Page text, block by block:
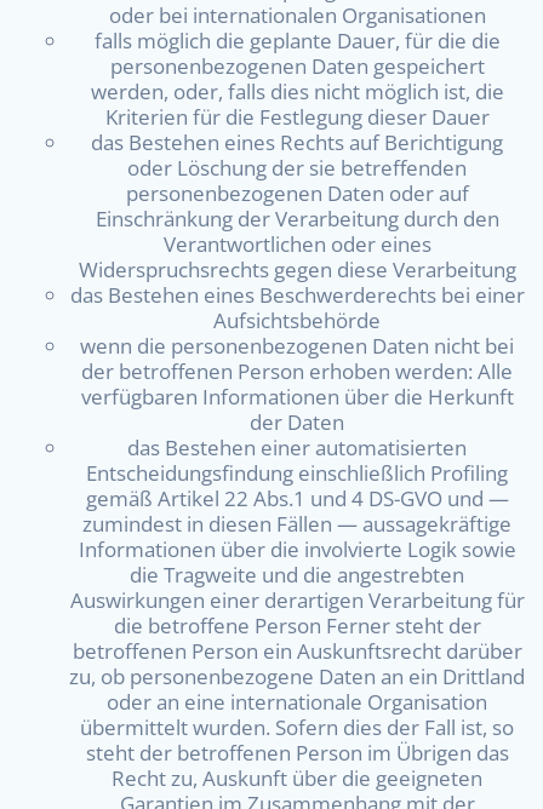
oder bei internationalen Organisationen
falls möglich die geplante Dauer, für die die
personenbezogenen Daten gespeichert
werden, oder, falls dies nicht möglich ist, die
Kriterien für die Festlegung dieser Dauer
das Bestehen eines Rechts auf Berichtigung
oder Löschung der sie betreffenden
personenbezogenen Daten oder auf
Einschränkung der Verarbeitung durch den
Verantwortlichen oder eines
Widerspruchsrechts gegen diese Verarbeitung
das Bestehen eines Beschwerderechts bei einer
Aufsichtsbehörde
wenn die personenbezogenen Daten nicht bei
der betroffenen Person erhoben werden: Alle
verfügbaren Informationen über die Herkunft
der Daten
das Bestehen einer automatisierten
Entscheidungsfindung einschließlich Profiling
gemäß Artikel 22 Abs.1 und 4 DS-GVO und —
zumindest in diesen Fällen — aussagekräftige
Informationen über die involvierte Logik sowie
die Tragweite und die angestrebten
Auswirkungen einer derartigen Verarbeitung für
die betroffene Person Ferner steht der
betroffenen Person ein Auskunftsrecht darüber
zu, ob personenbezogene Daten an ein Drittland
oder an eine internationale Organisation
übermittelt wurden. Sofern dies der Fall ist, so
steht der betroffenen Person im Übrigen das
Recht zu, Auskunft über die geeigneten